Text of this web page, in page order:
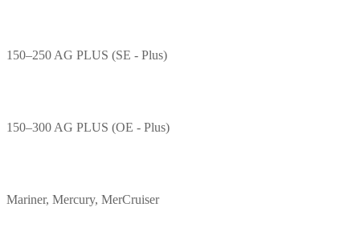
150–250 AG PLUS (SE - Plus)
150–300 AG PLUS (OE - Plus)
Mariner, Mercury, MerCruiser